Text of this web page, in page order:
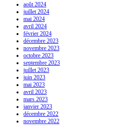
août 2024
juillet 2024
mai 2024
avril 2024
février 2024
décembre 2023
novembre 2023
octobre 2023
septembre 2023
juillet 2023
juin 2023
mai 2023
avril 2023
mars 2023
janvier 2023
décembre 2022
novembre 2022